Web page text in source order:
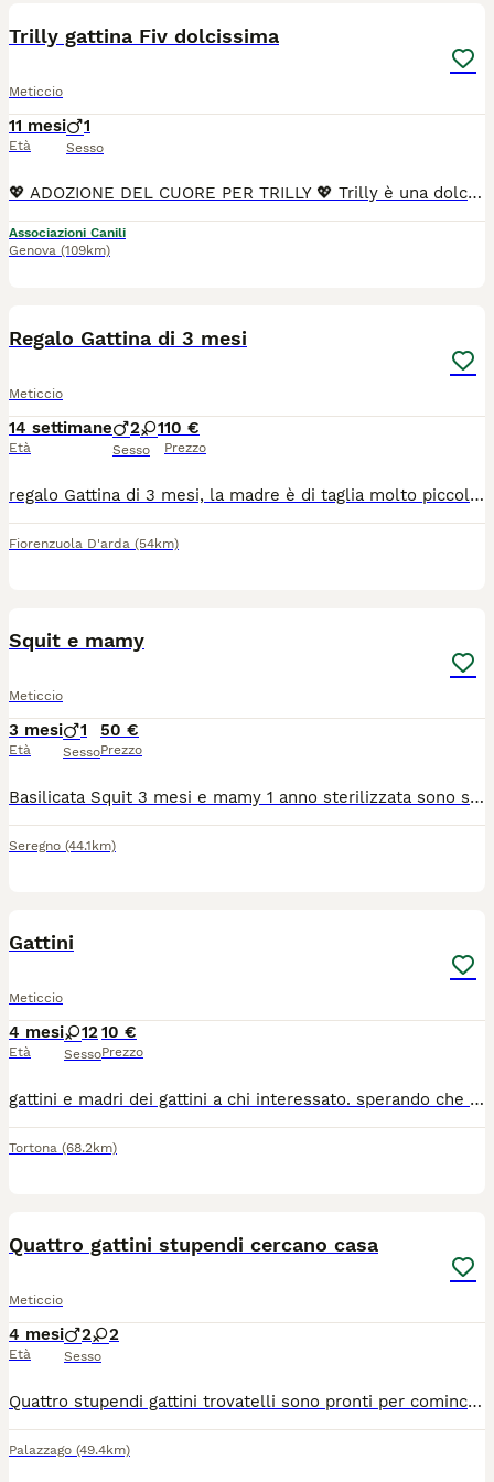
Trilly gattina Fiv dolcissima
Meticcio
11 mesi
Età
1
Sesso
💖 ADOZIONE DEL CUORE PER TRILLY 💖 Trilly è una dolcissima gattina di soli 10 mesi, recuperata dalla strada quando era già incinta. È FIV positiva, ma sta bene e conduce una vita normale. Ha dato alla luce i suoi cuccioli, che purtroppo non sono sopravvissuti. Successivamente ha affrontato anche una mastite, dalla quale si è ripresa con tanta forza. Nonostante tutto quello che ha vissuto, Trilly non ha perso la fiducia nelle persone. È una micia affettuosa, socievole, giocherellona e molto coccolona. Ama stare in compagnia e adora i bambini, con cui si dimostra dolce e paziente. Ora merita finalmente una famiglia che le regali l'amore e la serenità che non ha mai avuto. Per Trilly cerchiamo un'adozione del cuore, da parte di persone consapevoli della sua positività alla FIV e pronte ad accoglierla come parte della famiglia. Se pensi di poterle offrire la casa che merita, contattaci. ❤️ Info Annarosa 3313456461
Associazioni Canili
Genova (109km)
Regalo Gattina di 3 mesi
Meticcio
14 settimane
Età
2 1
Sesso
10 €
Prezzo
regalo Gattina di 3 mesi, la madre è di taglia molto piccola a pelo corto il padre taglia media a pelo medio con occhi blu ha effettuato solo i controlli di base essendo ancora troppo piccola per le vaccinazioni e altre applicazioni.
Fiorenzuola D'arda (54km)
Squit e mamy
Meticcio
3 mesi
Età
1
Sesso
50 €
Prezzo
Basilicata Squit 3 mesi e mamy 1 anno sterilizzata sono state recuperate sul territorio attualmente si trovano in stallo casalingo, usano la lettiera, sono abituate alla presenza umana a vivere insieme per questo si consiglia adozione di coppia , preferiremmo una situazione di adozione con giardino/terrazzo in sicurezza
Seregno (44.1km)
Gattini
Meticcio
4 mesi
Età
12
Sesso
10 €
Prezzo
gattini e madri dei gattini a chi interessato. sperando che trovino una casa che li accolga con tanto amore
Tortona (68.2km)
Quattro gattini stupendi cercano casa
Meticcio
4 mesi
Età
2 2
Sesso
Quattro stupendi gattini trovatelli sono pronti per cominciare la vita in una nuova famiglia. Le femmine Pica e Tina sono sorelline dolcissime e affettuosissime di circa 4 mesi. Sono state trovate abbandonate che miagolavano disperate e affamate. Ora stanno benissimo, sverminate e spulciate, FIV/FeLV/FCoV negative. I maschietti Piko e Bok sono stati trovati in una radura in mezzo al nulla e solo uno stradone pericoloso. Hanno circa 3 mesi e sono vivaci e allegri, sverminati e spulciati, FIV/FeLV/FCoV negativi. Tutti i quattro gattini si trovano ad Almenno San Bartolomeo (BG). Si cerca adozione, preferibilmente di coppia, in Bergamo e provincie limitrofe. Info al 3479154591.
Palazzago (49.4km)